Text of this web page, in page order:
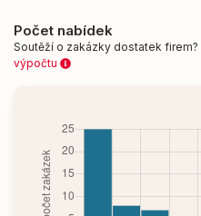
Počet nabídek
Soutěží o zakázky dostatek firem?
výpočtu